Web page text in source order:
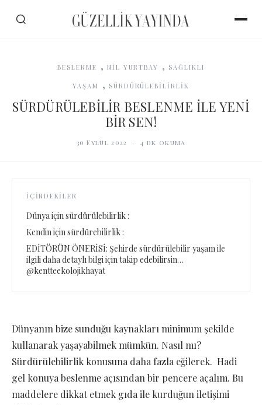
BESLENME , NİL YURTBAY , SAĞLIKLI
YAŞAM , SÜRDÜRÜLEBİLİRLİK
SÜRDÜRÜLEBİLİR BESLENME İLE YENİ
BİR SEN!
30 Eylül 2022 · 4 dk okuma
İÇINDEKILER
Dünya için sürdürülebilirlik :
Kendin için sürdürebilirlik :
EDİTÖRÜN ÖNERİSİ: Şehirde sürdürülebilir yaşam ile
ilgili daha detaylı bilgi için takip edebilirsin…
@kentteekolojikhayat
Dünyanın bize sunduğu kaynakları minimum şekilde
kullanarak yaşayabilmek mümkün. Nasıl mı?
Sürdürülebilirlik konusuna daha fazla eğilerek. Hadi
gel konuya beslenme açısından bir pencere açalım. Bu
maddelere dikkat etmek gıda ile kurduğun iletişimi